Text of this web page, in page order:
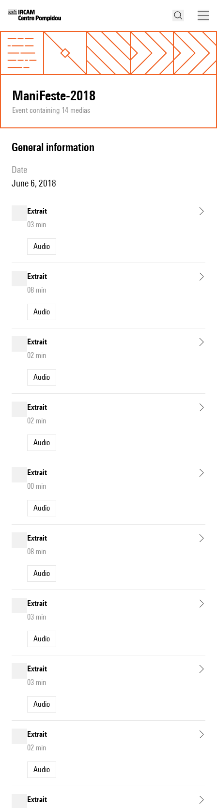
ManiFeste-2018
Event containing 14 medias
general information
date
June 6, 2018
Extrait
03 min
Audio
Extrait
08 min
Audio
Extrait
02 min
Audio
Extrait
02 min
Audio
Extrait
00 min
Audio
Extrait
08 min
Audio
Extrait
03 min
Audio
Extrait
03 min
Audio
Extrait
02 min
Audio
Extrait